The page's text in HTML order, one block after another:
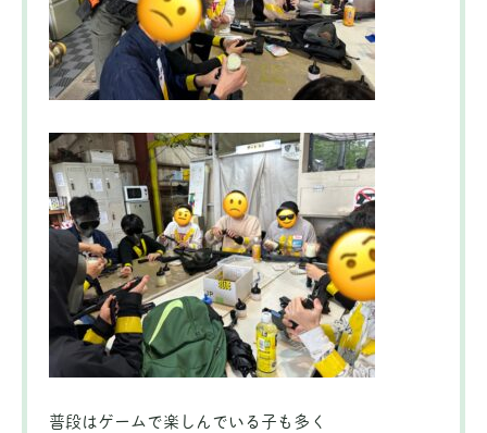
普段はゲームで楽しんでいる子も多く